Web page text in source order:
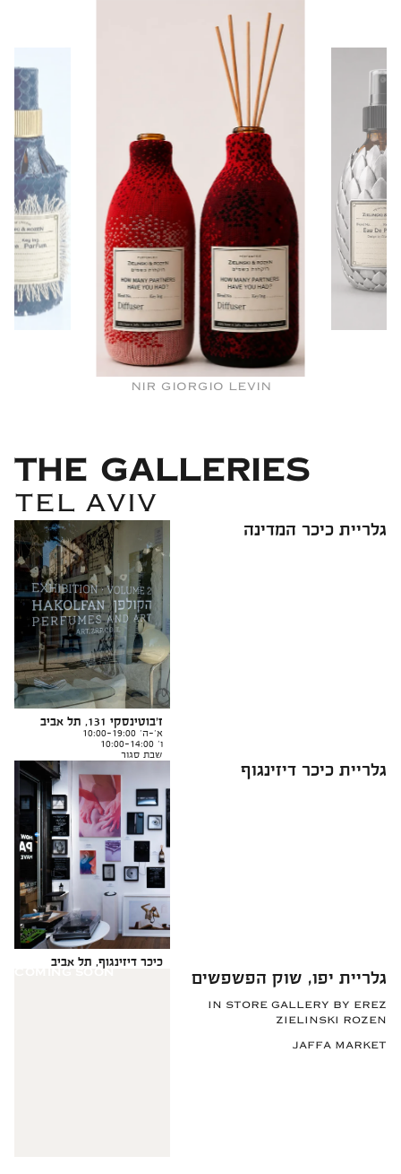
NIR GIORGIO LEVIN
THE GALLERIES
TEL AVIV
גלריית כיכר המדינה
ז'בוטינסקי 131, תל אביב
א'-ה' 10:00-19:00
ו' 10:00-14:00
שבת סגור
גלריית כיכר דיזינגוף
כיכר דיזינגוף, תל אביב
גלריית יפו, שוק הפשפשים
IN STORE GALLERY BY EREZ
ZIELINSKI ROZEN
JAFFA MARKET